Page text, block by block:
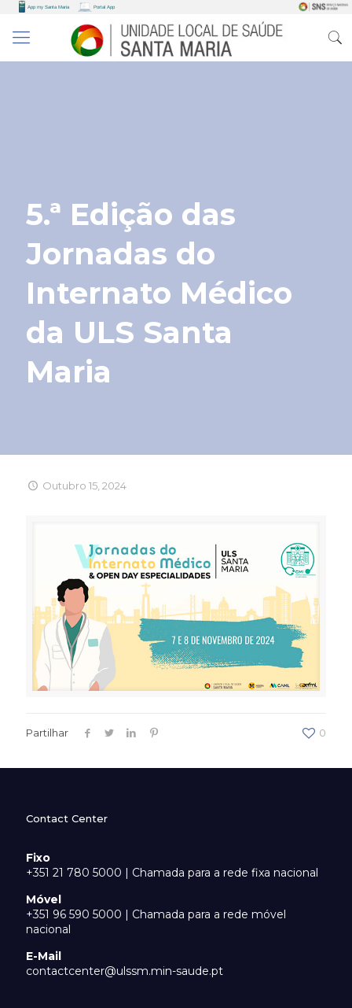
5.ª Edição das
Jornadas do
Internato Médico
da ULS Santa
Maria
Outubro 15, 2024
Partilhar 0
Contact Center
Fixo
+351 21 780 5000 | Chamada para a rede fixa nacional
Móvel
+351 96 590 5000 | Chamada para a rede móvel
nacional
E-Mail
contactcenter@ulssm.min-saude.pt